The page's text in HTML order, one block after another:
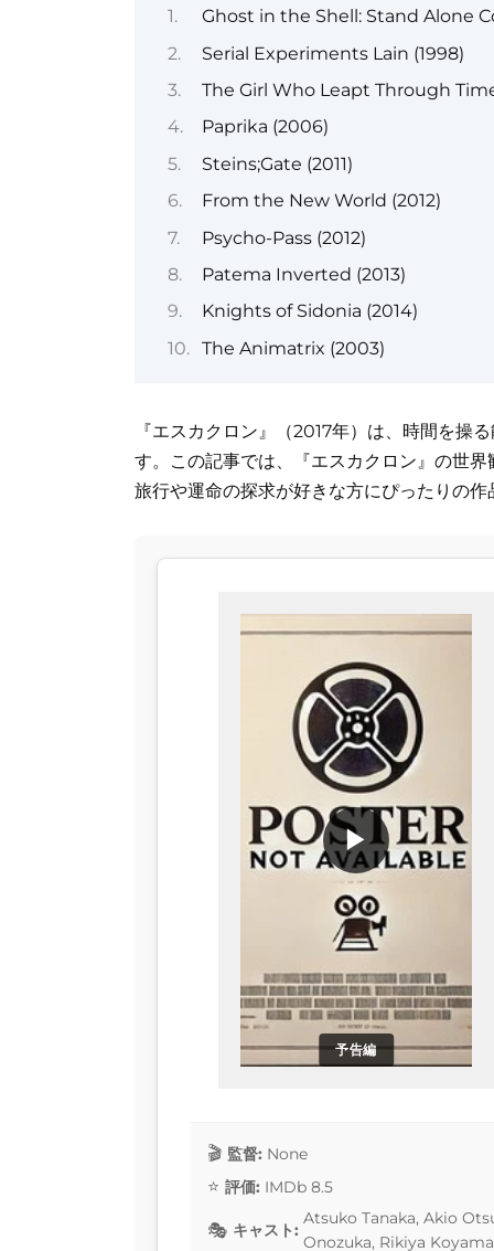
Ghost in the Shell: Stand Alone
Serial Experiments Lain (1998)
The Girl Who Leapt Through
Paprika (2006)
Steins;Gate (2011)
From the New World (2012)
Psycho-Pass (2012)
Patema Inverted (2013)
Knights of Sidonia (2014)
The Animatrix (2003)
『エスカクロン』（2017年）は、時間を操
す。この記事では、『エスカクロン』の世
旅行や運命の探求が好きな方にぴったりの
予告編
▶
監督: None
評価: IMDb 8.5
キャスト:
Atsuko Tanaka, Akio
Onozuka, Rikiya Koyama